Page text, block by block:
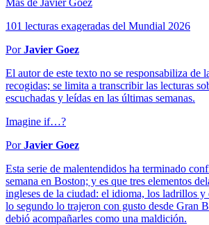
101 lecturas exageradas del Mundial 2026
PorJavier Goez
El autor de este texto no se responsabiliza de
recogidas; se limita a transcribir las lecturas
escuchadas y leídas en las últimas semanas.
Imagine if…?
PorJavier Goez
Esta serie de malentendidos ha terminado
semana en Boston; y es que tres elementos
ingleses de la ciudad: el idioma, los ladrillos
lo segundo lo trajeron con gusto desde Gran
debió acompañarles como una maldición.